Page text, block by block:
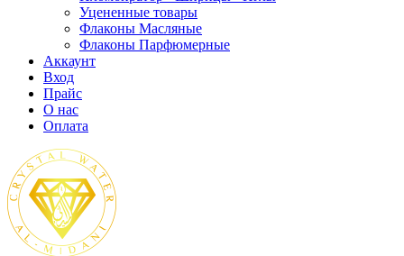
Уцененные товары
Флаконы Масляные
Флаконы Парфюмерные
Аккаунт
Вход
Прайс
О нас
Оплата